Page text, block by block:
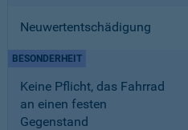
Neuwertentschädigung
Keine Pflicht, das Fahrrad
an einen festen
Gegenstand
BESONDERHEIT